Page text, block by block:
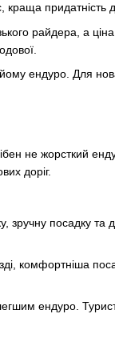
придатність
райдера, а
ендуро. Для
не жорсткий
доріг.
зручну посадку
комфортніша
ендуро.